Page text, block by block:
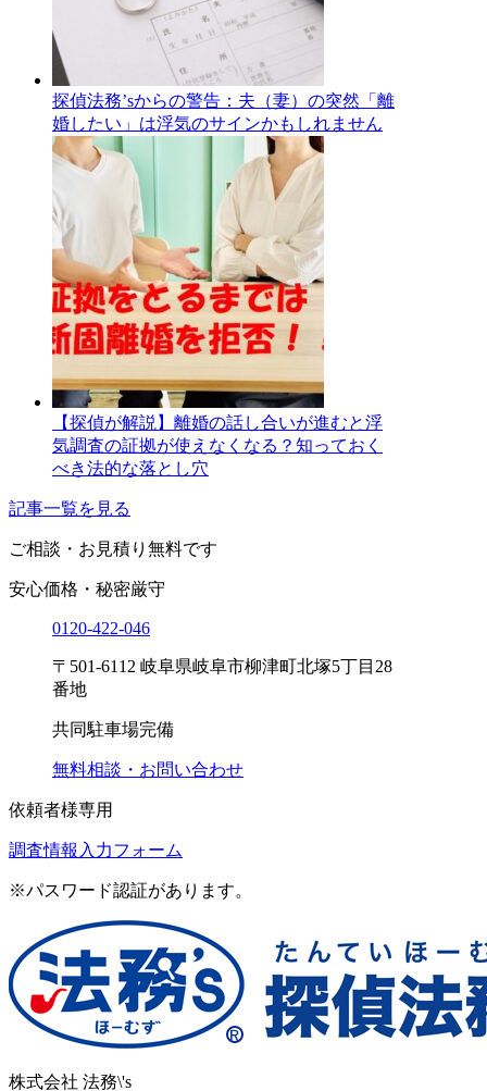
探偵法務’sからの警告：夫（妻）の突然「離
婚したい」は浮気のサインかもしれません
【探偵が解説】離婚の話し合いが進むと浮
気調査の証拠が使えなくなる？知っておく
べき法的な落とし穴
記事一覧を見る
ご相談・お見積り 無料です
安心価格・秘密厳守
0120-422-046
〒501-6112 岐阜県岐阜市柳津町北塚5丁目28
番地
共同駐車場完備
無料相談・お問い合わせ
依頼者様専用
調査情報入力フォーム
※パスワード認証があります。
株式会社 法務\'s